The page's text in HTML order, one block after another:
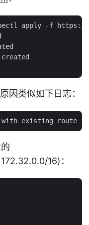
apply -f https://
因类似如下日志：
16)：